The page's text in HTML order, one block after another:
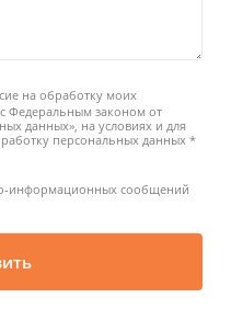
на обработку моих
Федеральным законом от
данных», на условиях и для
персональных данных *
информационных сообщений